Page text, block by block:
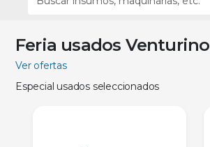
Feria usados Venturino
Ver ofertas
Especial usados seleccionados